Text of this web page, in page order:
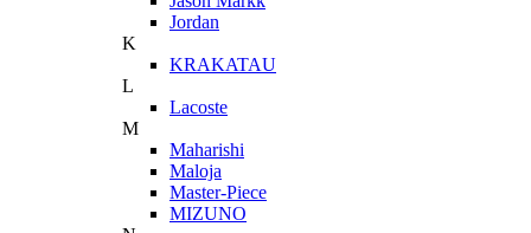
Jordan
K
KRAKATAU
L
Lacoste
M
Maharishi
Maloja
Master-Piece
MIZUNO